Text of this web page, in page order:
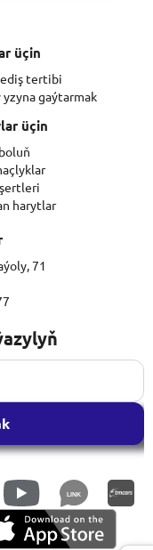
üçin
tertibi
yzyna gaýtarmak
üçin
harytlar
71
LINK